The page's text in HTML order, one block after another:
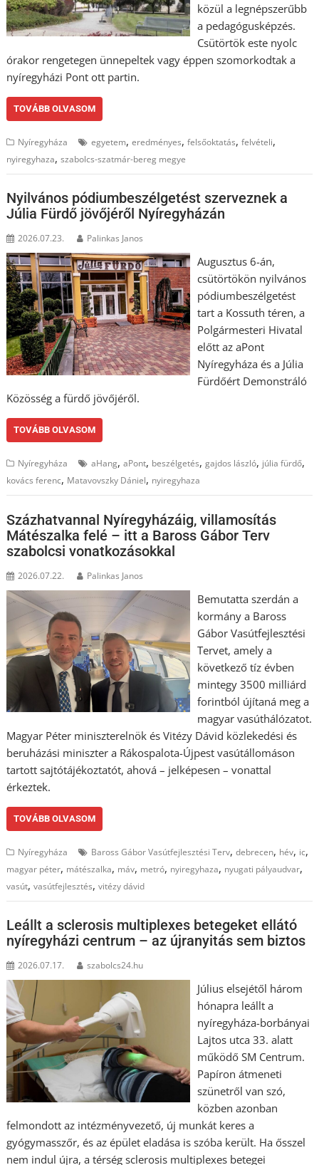
közül a legnépszerűbb
a pedagógusképzés.
Csütörtök este nyolc
órakor rengetegen ünnepeltek vagy éppen szomorkodtak a
nyíregyházi Pont ott partin.
TOVÁBB OLVASOM
Nyíregyháza egyetem,eredményes,felsőoktatás,felvételi,
nyiregyhaza,szabolcs-szatmár-bereg megye
Nyilvános pódiumbeszélgetést szerveznek a
Júlia Fürdő jövőjéről Nyíregyházán
2026.07.23. Palinkas Janos
Augusztus 6-án,
csütörtökön nyilvános
pódiumbeszélgetést
tart a Kossuth téren, a
Polgármesteri Hivatal
előtt az aPont
Nyíregyháza és a Júlia
Fürdőért Demonstráló
Közösség a fürdő jövőjéről.
TOVÁBB OLVASOM
Nyíregyháza aHang,aPont, beszélgetés,gajdos lászló, júlia fürdő,
kovács ferenc, Matavovszky Dániel, nyiregyhaza
Százhatvannal Nyíregyházáig, villamosítás
Mátészalka felé – itt a Baross Gábor Terv
szabolcsi vonatkozásokkal
2026.07.22. Palinkas Janos
Bemutatta szerdán a
kormány a Baross
Gábor Vasútfejlesztési
Tervet, amely a
következő tíz évben
mintegy 3500 milliárd
forintból újítaná meg a
magyar vasúthálózatot.
Magyar Péter miniszterelnök és Vitézy Dávid közlekedési és
beruházási miniszter a Rákospalota-Újpest vasútállomáson
tartott sajtótájékoztatót, ahová – jelképesen – vonattal
érkeztek.
TOVÁBB OLVASOM
Nyíregyháza Baross Gábor Vasútfejlesztési Terv,debrecen, hév, ic,
magyar péter, mátészalka, máv, metró, nyiregyhaza, nyugati pályaudvar,
vasút,vasútfejlesztés,vitézy dávid
Leállt a sclerosis multiplexes betegeket ellátó
nyíregyházi centrum – az újranyitás sem biztos
2026.07.17. szabolcs24.hu
Július elsejétől három
hónapra leállt a
nyíregyháza-borbányai
Lajtos utca 33. alatt
működő SM Centrum.
Papíron átmeneti
szünetről van szó,
közben azonban
felmondott az intézményvezető, új munkát keres a
gyógymasszőr, és az épület eladása is szóba került. Ha ősszel
nem indul újra, a térség sclerosis multiplexes betegei